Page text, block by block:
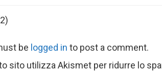
be logged in to post a comment.
sito utilizza Akismet per ridurre lo